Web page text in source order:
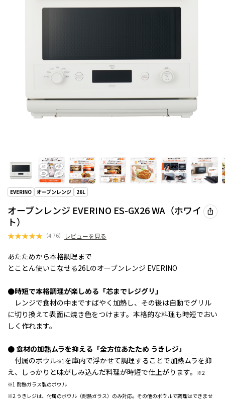
EVERINO オーブンレンジ 26L
オーブンレンジ EVERINO ES-GX26 WA（ホワイ
ト）
★★★★★ （4.76） レビューを見る
あたためから本格調理まで
とことん使いこなせる26Lのオーブンレンジ EVERINO
●時短で本格調理が楽しめる「芯までレジグリ」
レンジで食材の中まですばやく加熱し、その後は自動でグリル
に切り換えて表面に焼き色をつけます。 本格的な料理も時短でおい
しく作れます。
● 食材の加熱ムラを抑える「全方位あたため うきレジ」
付属のボウル※1を庫内で浮かせて調理することで加熱ムラを抑
え、 しっかりと味がしみ込んだ料理が時短で仕上がります。
※2
※1 耐熱ガラス製のボウル
※2 うきレジは、付属のボウル（耐熱ガラス）のみ対応。その他のボウルで調理はできませ